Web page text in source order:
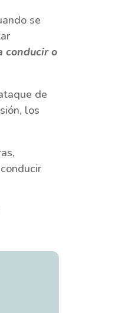
se
conducir o
de
los